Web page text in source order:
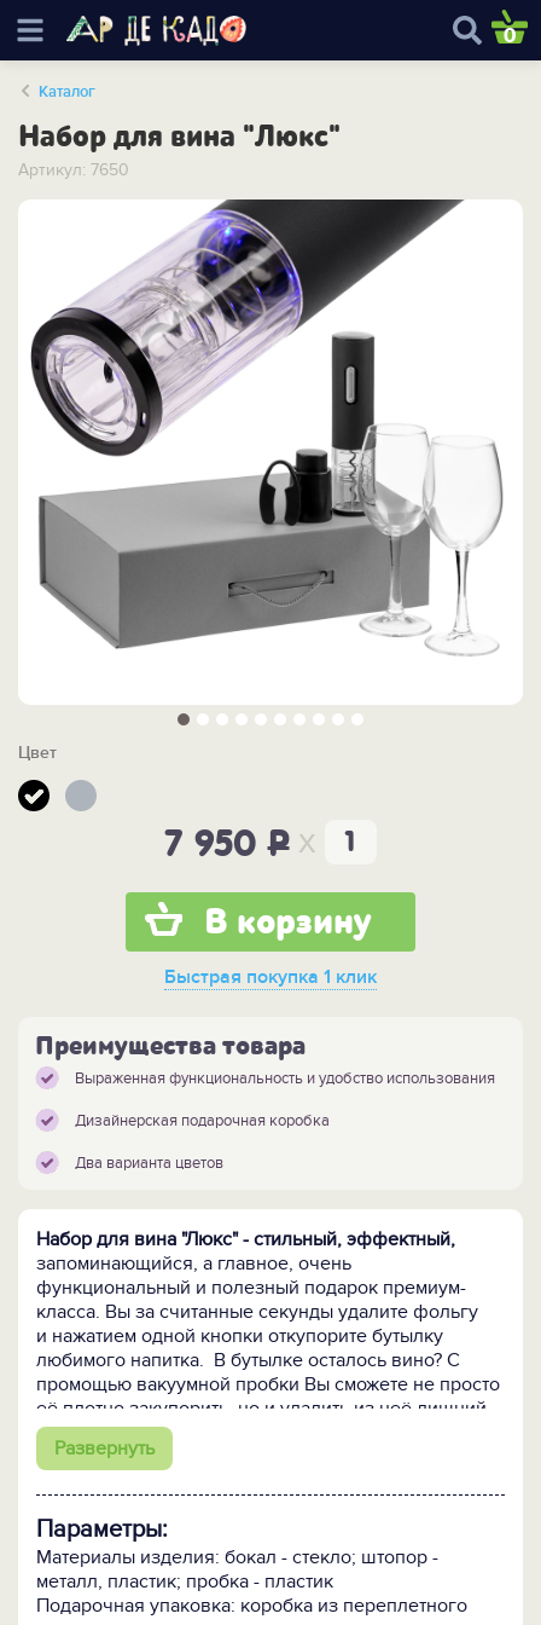
0
Каталог
Набор для вина "Люкс"
Артикул: 7650
Цвет
7 950P x
В корзину
Быстрая покупка 1 клик
Преимущества товара
Выраженная функциональность и удобство использования
Дизайнерская подарочная коробка
Два варианта цветов
Набор для вина "Люкс" - стильный, эффектный,
запоминающийся, а главное, очень
функциональный и полезный подарок премиум-
класса. Вы за считанные секунды удалите фольгу
и нажатием одной кнопки откупорите бутылку
любимого напитка. В бутылке осталось вино? С
промощью вакуумной пробки Вы сможете не просто
её плотно закупорить, но и удалить из неё лишний
кислород, продлив срок хранения напитка и
максимально сохранив его вкусовые качества.
при вручении подарка, а высокое качество и
функциональность аксессуаров набора сделают
Ваш подарок действительно полезным и желанным.
Развернуть
Параметры:
Материалы изделия: бокал - стекло; штопор -
металл, пластик; пробка - пластик
Подарочная упаковка: коробка из переплетного